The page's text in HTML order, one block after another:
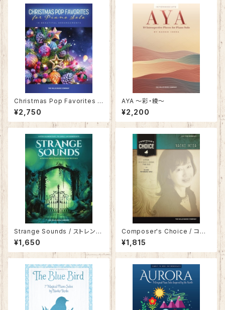
Christmas Pop Favorites f
or Piano Solo / クリスマス・
ポップ・フェイバリット
¥2,750
AYA 〜彩・綾〜
¥2,200
Strange Sounds / ストレンジ
サウンズ
¥1,650
Composer's Choice / コン
ポーザーズ チョイス
¥1,815